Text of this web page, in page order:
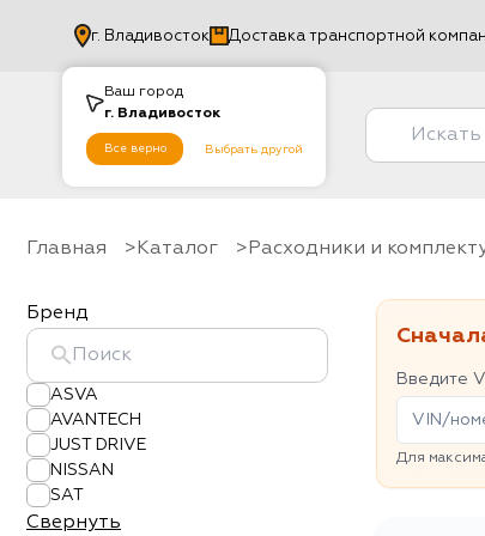
Ваш город
г. Владивосток
Все верно Выбрать другой
г. Владивосток Доставка транспортной
Главная Каталог Расходники и
Бренд
ASVA
AVANTECH
JUST DRIVE
NISSAN
SAT
Свернуть
Введите
Для